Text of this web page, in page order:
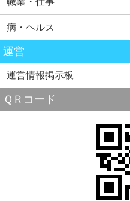
病・ヘルス
運営
運営情報掲示板
ＱＲコード